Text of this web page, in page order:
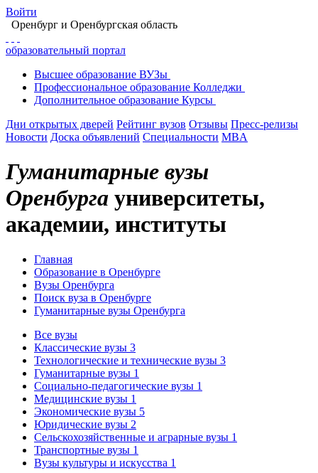
Войти
Оренбург и Оренбургская область
образовательный портал
Высшее образование ВУЗы
Профессиональное образование Колледжи
Дополнительное образование Курсы
Дни открытых дверей Рейтинг вузов Отзывы Пресс-релизы
Новости Доска объявлений Специальности MBA
Гуманитарные вузы
Оренбурга университеты,
академии, институты
Главная
Образование в Оренбурге
Вузы Оренбурга
Поиск вуза в Оренбурге
Гуманитарные вузы Оренбурга
Все вузы
Классические вузы 3
Технологические и технические вузы 3
Гуманитарные вузы 1
Социально-педагогические вузы 1
Медицинские вузы 1
Экономические вузы 5
Юридические вузы 2
Сельскохозяйственные и аграрные вузы 1
Транспортные вузы 1
Вузы культуры и искусства 1